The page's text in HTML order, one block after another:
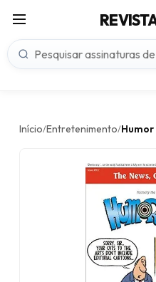
Início/Entretenimento/